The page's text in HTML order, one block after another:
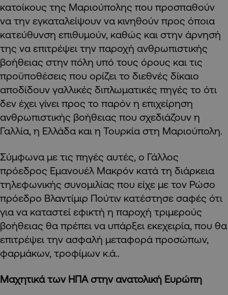
κατοίκους της Μαριούπολης που προσπαθούν
να την εγκαταλείψουν να κινηθούν προς όποια
κατεύθυνση επιθυμούν, καθώς και στην άρνησή
της να επιτρέψει την παροχή ανθρωπιστικής
βοήθειας στην πόλη υπό τους όρους και τις
προϋποθέσεις που ορίζει το διεθνές δίκαιο
αποδίδουν γαλλικές διπλωματικές πηγές το ότι
δεν έχει γίνει προς το παρόν η επιχείρηση
ανθρωπιστικής βοήθειας που σχεδιάζουν η
Γαλλία, η Ελλάδα και η Τουρκία στη Μαριούπολη.
Σύμφωνα με τις πηγές αυτές, ο Γάλλος
πρόεδρος Εμανουέλ Μακρόν κατά τη διάρκεια
τηλεφωνικής συνομιλίας που είχε με τον Ρώσο
πρόεδρο Βλαντίμιρ Πούτιν κατέστησε σαφές ότι
για να καταστεί εφικτή η παροχή τριμερούς
βοήθειας θα πρέπει να υπάρξει εκεχειρία, που θα
επιτρέψει την ασφαλή μεταφορά προσώπων,
φαρμάκων, τροφίμων κ.ά..
Μαχητικά των ΗΠΑ στην ανατολική Ευρώπη